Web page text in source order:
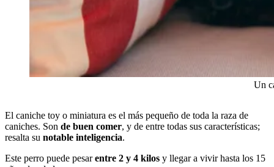
Un
El caniche toy o miniatura es el más pequeño de toda la raza de
caniches. Son de buen comer, y de entre todas sus características;
resalta su notable inteligencia.
Este perro puede pesarentre 2 y 4 kilos y llegar a vivir hasta los 15